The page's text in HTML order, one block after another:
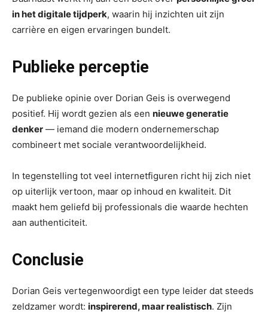
in het digitale tijdperk, waarin hij inzichten uit zijn
carrière en eigen ervaringen bundelt.
Publieke perceptie
De publieke opinie over Dorian Geis is overwegend
positief. Hij wordt gezien als een nieuwe generatie
denker — iemand die modern ondernemerschap
combineert met sociale verantwoordelijkheid.
In tegenstelling tot veel internetfiguren richt hij zich niet
op uiterlijk vertoon, maar op inhoud en kwaliteit. Dit
maakt hem geliefd bij professionals die waarde hechten
aan authenticiteit.
Conclusie
Dorian Geis vertegenwoordigt een type leider dat steeds
zeldzamer wordt: inspirerend, maar realistisch. Zijn